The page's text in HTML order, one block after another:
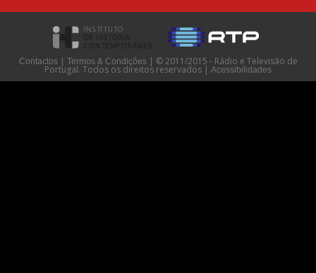
Contactos | Termos & Condições | © 2011/2015 - Rádio e Televisão de
Portugal. Todos os direitos reservados | Acessibilidades